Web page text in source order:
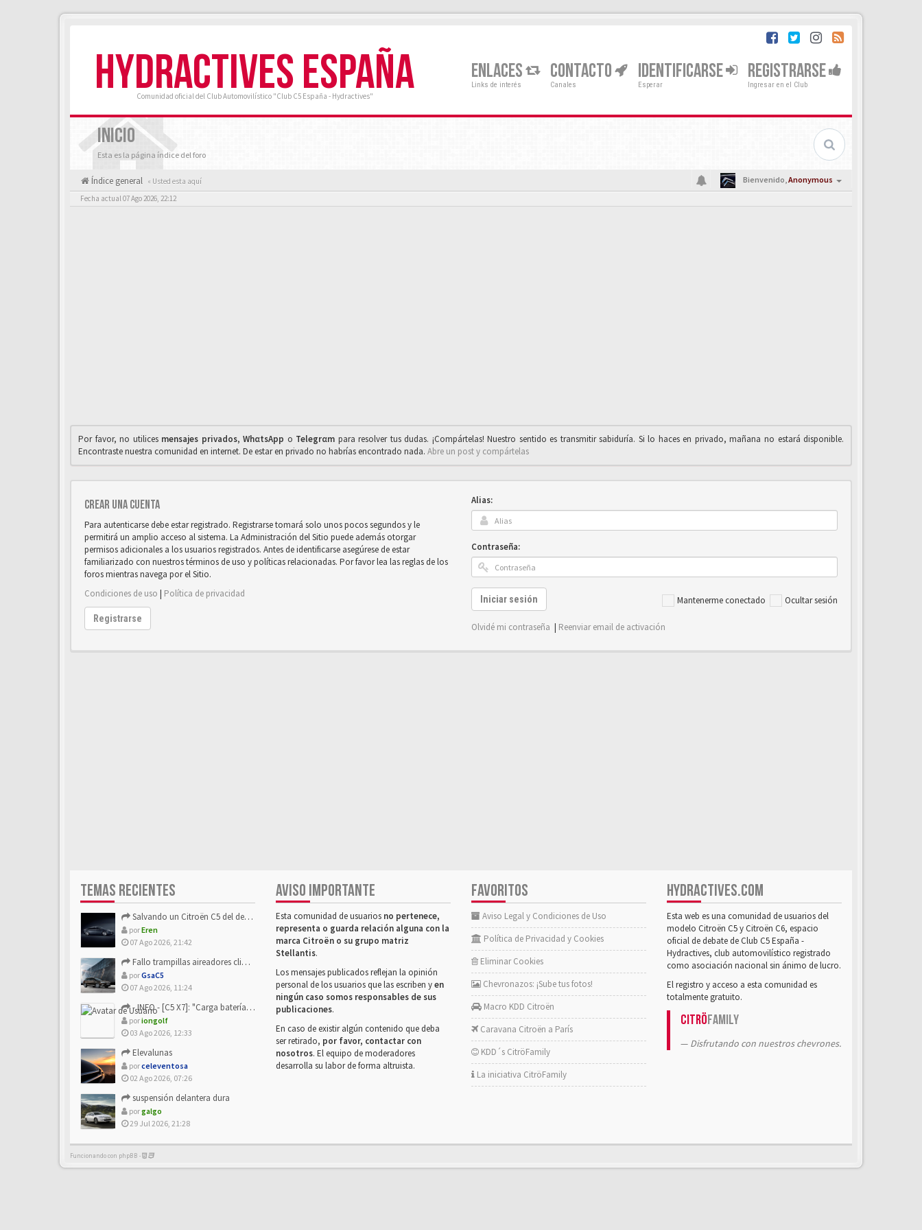
HYDRACTIVES ESPAÑA
Comunidad oficial del Club Automovilístico "Club C5 España - Hydractives"
ENLACES
Links de interés
CONTACTO
Canales
IDENTIFICARSE
Esperar
REGISTRARSE
Ingresar en el Club
INICIO
Esta es la página índice del foro
Índice general « Usted esta aquí Bienvenido,Anonymous
Fecha actual 07 Ago 2026, 22:12
Por favor, no utilices mensajes privados,WhαtsApp o Telegrαm para resolver tus dudas. ¡Compártelas! Nuestro sentido es transmitir sabiduría. Si lo haces en privado, mañana no estará disponible.
Encontraste nuestra comunidad en internet. De estar en privado no habrías encontrado nada. Abre un post y compártelas
Crear una cuenta
Para autenticarse debe estar registrado. Registrarse tomará solo unos pocos segundos y le
permitirá un amplio acceso al sistema. La Administración del Sitio puede además otorgar
permisos adicionales a los usuarios registrados. Antes de identificarse asegúrese de estar
familiarizado con nuestros términos de uso y políticas relacionadas. Por favor lea las reglas de los
foros mientras navega por el Sitio.
Condiciones de uso | Política de privacidad
Registrarse
Alias:
Contraseña:
Mantenerme conectado Ocultar sesión
Iniciar sesión
Olvidé mi contraseña | Reenviar email de activación
TEMAS RECIENTES
Salvando un Citroën C5 del desguace: Presentación y seguimiento
porEren
07 Ago 2026, 21:42
Fallo trampillas aireadores climatizador
porGsaC5
07 Ago 2026, 11:24
- INFO - [C5 X7]: "Carga batería o alimentación eléctri...
poriongolf
03 Ago 2026, 12:33
Elevalunas
porceleventosa
02 Ago 2026, 07:26
suspensión delantera dura
porgalgo
29 Jul 2026, 21:28
AVISO IMPORTANTE
Esta comunidad de usuarios no pertenece,
representa o guarda relación alguna con la
marca Citroën o su grupo matriz
Stellantis.
Los mensajes publicados reflejan la opinión
personal de los usuarios que las escriben yen
ningún caso somos responsables de sus
publicaciones.
En caso de existir algún contenido que deba
ser retirado, por favor, contactar con
nosotros. El equipo de moderadores
desarrolla su labor de forma altruista.
FAVORITOS
Aviso Legal y Condiciones de Uso
Política de Privacidad y Cookies
Eliminar Cookies
Chevronazos: ¡Sube tus fotos!
Macro KDD Citroën
Caravana Citroën a París
KDD´s CitröFamily
La iniciativa CitröFamily
HYDRACTIVES.COM
Esta web es una comunidad de usuarios del
modelo Citroën C5 y Citroën C6, espacio
oficial de debate de Club C5 España -
Hydractives, club automovilístico registrado
como asociación nacional sin ánimo de lucro.
El registro y acceso a esta comunidad es
totalmente gratuito.
CitröFamily
Disfrutando con nuestros chevrones.
Funcionando con phpBB -